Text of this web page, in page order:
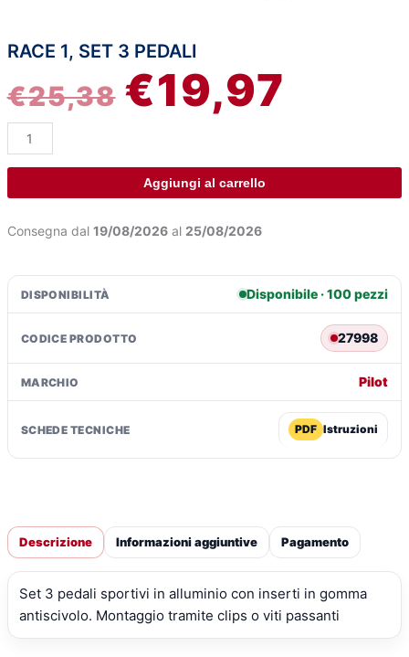
RACE 1, SET 3 PEDALI
€25,38
IL
PREZZO
ERA:
€25,38.
€19,97
Race
set
pedali
quantità
Aggiungi al carrello
Consegna dal 19/08/2026al 25/08/2026
DISPONIBILITÀ Disponibile · 100 pezzi
CODICE PRODOTTO 27998
MARCHIO Pilot
SCHEDE TECNICHE PDF Istruzioni
Descrizione Informazioni aggiuntive Pagamento
Set 3 pedali sportivi in alluminio con inserti in gomma
antiscivolo. Montaggio tramite clips o viti passanti